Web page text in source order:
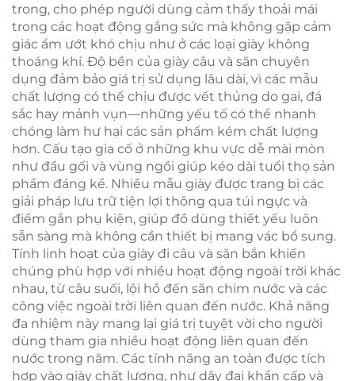
trong, cho phép người dùng cảm thấy thoải mái
trong các hoạt động gắng sức mà không gặp cảm
giác ẩm ướt khó chịu như ở các loại giày không
thoáng khí. Độ bền của giày câu và săn chuyên
dụng đảm bảo giá trị sử dụng lâu dài, vì các mẫu
chất lượng có thể chịu được vết thủng do gai, đá
sắc hay mảnh vụn—những yếu tố có thể nhanh
chóng làm hư hại các sản phẩm kém chất lượng
hơn. Cấu tạo gia cố ở những khu vực dễ mài mòn
như đầu gối và vùng ngồi giúp kéo dài tuổi thọ sản
phẩm đáng kể. Nhiều mẫu giày được trang bị các
giải pháp lưu trữ tiện lợi thông qua túi ngực và
điểm gắn phụ kiện, giúp đồ dùng thiết yếu luôn
sẵn sàng mà không cần thiết bị mang vác bổ sung.
Tính linh hoạt của giày đi câu và săn bắn khiến
chúng phù hợp với nhiều hoạt động ngoài trời khác
nhau, từ câu suối, lội hồ đến săn chim nước và các
công việc ngoài trời liên quan đến nước. Khả năng
đa nhiệm này mang lại giá trị tuyệt vời cho người
dùng tham gia nhiều hoạt động liên quan đến
nước trong năm. Các tính năng an toàn được tích
hợp vào giày chất lượng, như dây đai khẩn cấp và